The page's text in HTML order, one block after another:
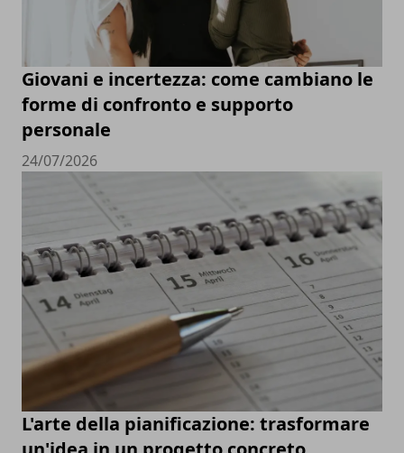
Giovani e incertezza: come cambiano le
forme di confronto e supporto
personale
24/07/2026
L'arte della pianificazione: trasformare